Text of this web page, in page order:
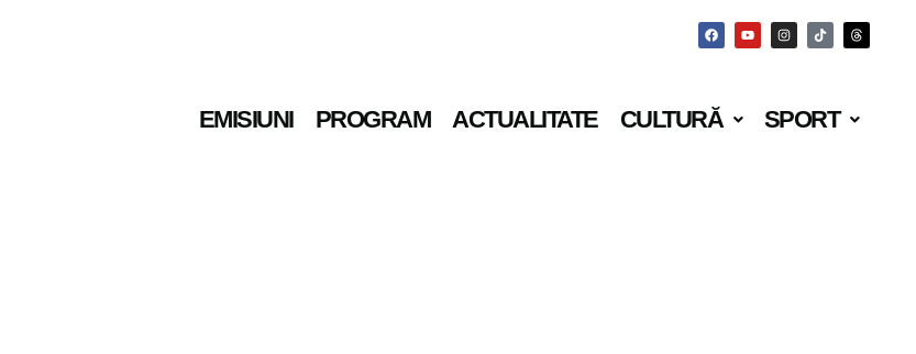
EMISIUNI PROGRAM ACTUALITATE CULTURĂ SPORT